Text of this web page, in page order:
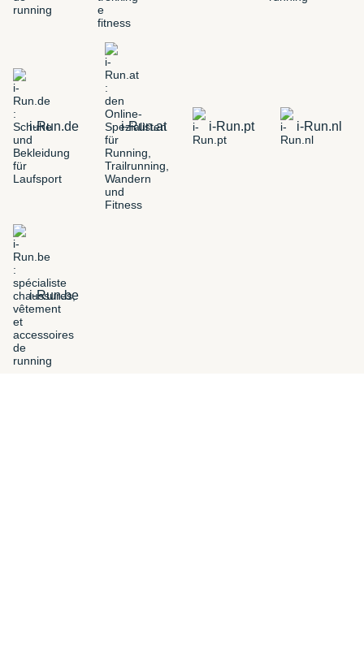
i-Run.de i-Run.at i-Run.pt i-Run.nl
i-Run.be